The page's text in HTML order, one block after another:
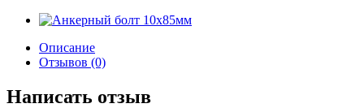
Описание
Отзывов (0)
Написать отзыв